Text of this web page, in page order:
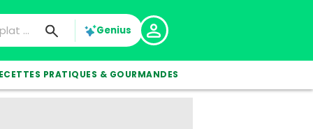
Genius
PRATIQUES & GOURMANDES